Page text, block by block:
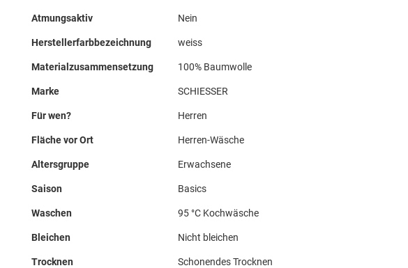
Atmungsaktiv Nein
Herstellerfarbbezeichnung weiss
Materialzusammensetzung 100% Baumwolle
Marke SCHIESSER
Für wen? Herren
Fläche vor Ort Herren-Wäsche
Altersgruppe Erwachsene
Saison Basics
Waschen 95 °C Kochwäsche
Bleichen Nicht bleichen
Trocknen Schonendes Trocknen